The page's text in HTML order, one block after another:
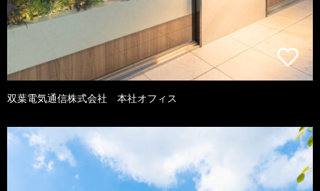
双葉電気通信株式会社 本社オフィス